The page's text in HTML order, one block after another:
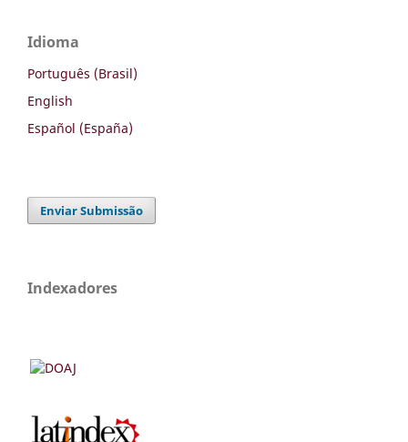
Idioma
Português (Brasil)
English
Español (España)
Enviar Submissão
Indexadores